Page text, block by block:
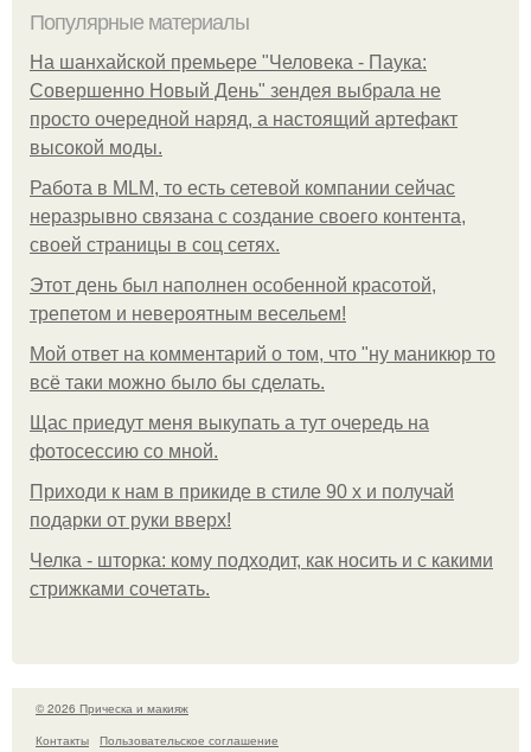
Популярные материалы
На шанхайской премьере "Человека - Паука:
Совершенно Новый День" зендея выбрала не
просто очередной наряд, а настоящий артефакт
высокой моды.
Работа в MLM, то есть сетевой компании сейчас
неразрывно связана с создание своего контента,
своей страницы в соц сетях.
Этот день был наполнен особенной красотой,
трепетом и невероятным весельем!
Мой ответ на комментарий о том, что "ну маникюр то
всё таки можно было бы сделать.
Щас приедут меня выкупать а тут очередь на
фотосессию со мной.
Приходи к нам в прикиде в стиле 90 х и получай
подарки от руки вверх!
Челка - шторка: кому подходит, как носить и с какими
стрижками сочетать.
© 2026 Прическа и макияж
Контакты
Пользовательское соглашение